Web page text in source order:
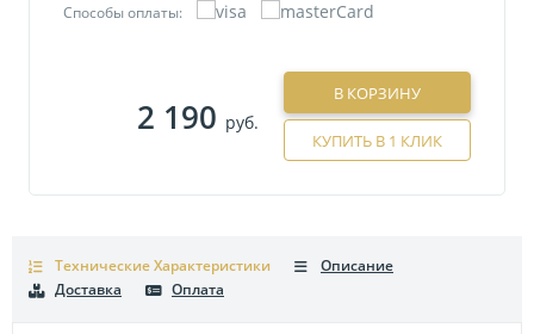
Способы оплаты:
2 190 руб.
В КОРЗИНУ
КУПИТЬ В 1 КЛИК
Технические Характеристики
Описание
Доставка
Оплата